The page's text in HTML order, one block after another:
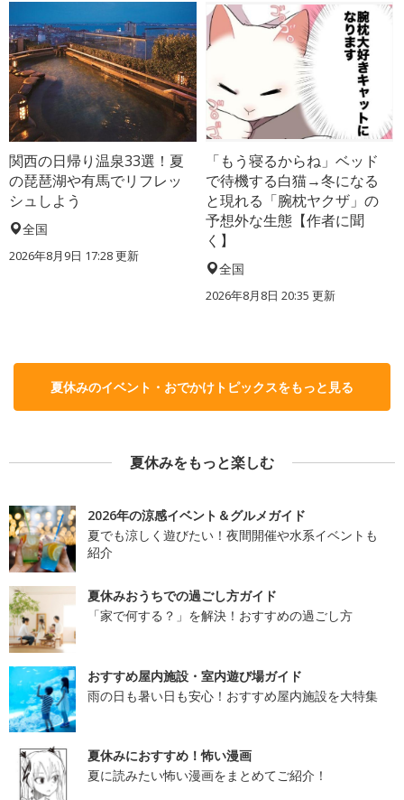
関西の日帰り温泉33選！夏
の琵琶湖や有馬でリフレッ
シュしよう
全国
2026年8月9日 17:28更新
「もう寝るからね」ベッド
で待機する白猫→冬になる
と現れる「腕枕ヤクザ」の
予想外な生態【作者に聞
く】
全国
2026年8月8日 20:35 更新
夏休みのイベント・おでかけトピックスをもっと見る
夏休みをもっと楽しむ
2026年の涼感イベント＆グルメガイド
夏でも涼しく遊びたい！夜間開催や水系イベントも
紹介
夏休みおうちでの過ごし方ガイド
「家で何する？」を解決！おすすめの過ごし方
おすすめ屋内施設・室内遊び場ガイド
雨の日も暑い日も安心！おすすめ屋内施設を大特集
夏休みにおすすめ！怖い漫画
夏に読みたい怖い漫画をまとめてご紹介！